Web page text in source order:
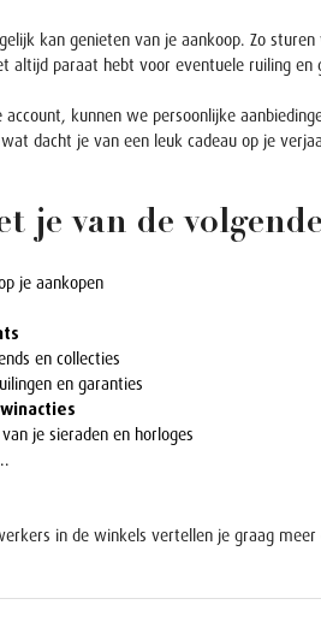
kan genieten van je aankoop. Zo
altijd paraat hebt voor eventuele ruiling en
kunnen we persoonlijke
dacht je van een leuk cadeau op je
je van de
je aankopen
nds en coll ecties
ui lingen en garanties
winacties
je sieraden en horloges
in de winkels vertellen je graag